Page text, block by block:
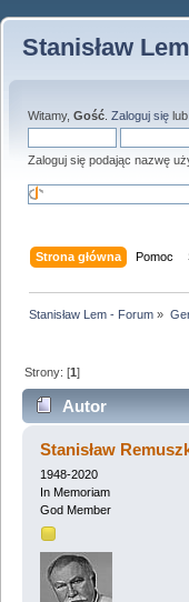
Stanisław
Witamy, Gość Zaloguj się lub
Zaloguj się podając nazwę
Strona główna Pomoc
Stanisław Lem - Forum »
Strony: [1]
Autor
Stanisław
1948-2020
In Memoriam
God Member